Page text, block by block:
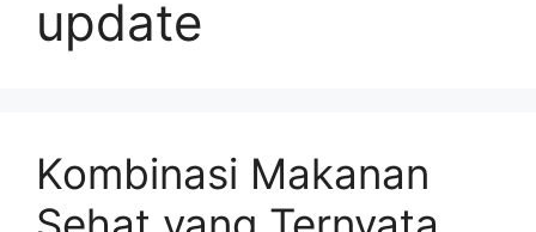
update
Kombinasi Makanan